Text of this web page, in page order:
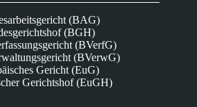
(BAG)
(BGH)
(BVerfG)
(BVerwG)
Gericht (EuG)
Gerichtshof (EuGH)